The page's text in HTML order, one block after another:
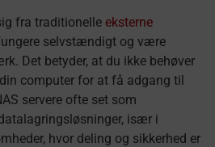
fra traditionelle eksterne
selvstændigt og være
Det betyder, at du ikke behøver
computer for at få adgang til
servere ofte set som
især i
hvor deling og sikkerhed er